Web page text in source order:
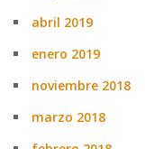
abril 2019
enero 2019
noviembre 2018
marzo 2018